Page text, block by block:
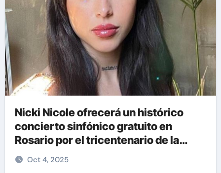
Nicki Nicole ofrecerá un histórico
concierto sinfónico gratuito en
Rosario por el tricentenario de la
ciudad
Oct 4, 2025